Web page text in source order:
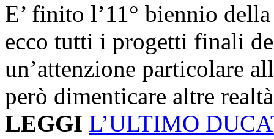
E’ finito l’11° biennio
ecco tutti i progetti finali
un’attenzione particolare
però dimenticare altre
LEGGI L’ULTIMO